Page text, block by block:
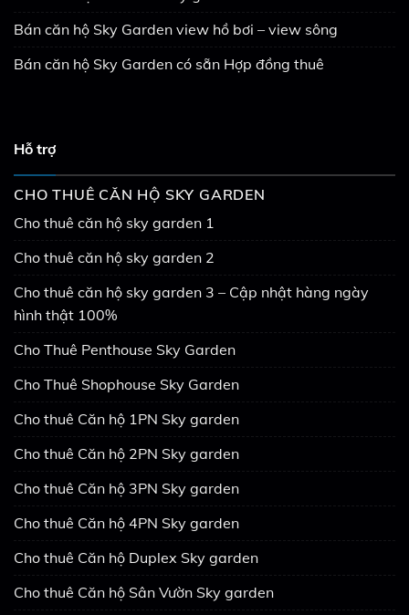
Bán căn hộ Sky Garden view hồ bơi – view sông
Bán căn hộ Sky Garden có sẵn Hợp đồng thuê
Hỗ trợ
CHO THUÊ CĂN HỘ SKY GARDEN
Cho thuê căn hộ sky garden 1
Cho thuê căn hộ sky garden 2
Cho thuê căn hộ sky garden 3 – Cập nhật hàng ngày
hình thật 100%
Cho Thuê Penthouse Sky Garden
Cho Thuê Shophouse Sky Garden
Cho thuê Căn hộ 1PN Sky garden
Cho thuê Căn hộ 2PN Sky garden
Cho thuê Căn hộ 3PN Sky garden
Cho thuê Căn hộ 4PN Sky garden
Cho thuê Căn hộ Duplex Sky garden
Cho thuê Căn hộ Sân Vườn Sky garden